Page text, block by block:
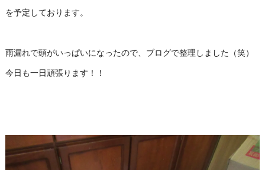
を予定しております。
雨漏れで頭がいっぱいになったので、ブログで整理しました（笑）
今日も一日頑張ります！！